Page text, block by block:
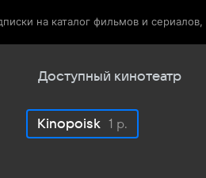
на каталог фильмов и
Доступный кинотеатр
Kinopoisk 1 р.